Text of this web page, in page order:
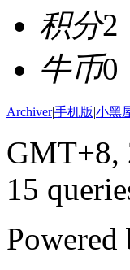
积分2
牛币0
Archiver|手机版|小黑
GMT+8,
15
Powered